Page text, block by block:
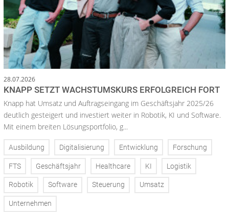
28.07.2026
KNAPP SETZT WACHSTUMSKURS ERFOLGREICH FORT
Knapp hat Umsatz und Auftragseingang im Geschäftsjahr 2025/26
deutlich gesteigert und investiert weiter in Robotik, KI und Software.
Mit einem breiten Lösungsportfolio, g...
Ausbildung Digitalisierung Entwicklung Forschung
FTS Geschäftsjahr Healthcare KI Logistik
Robotik Software Steuerung Umsatz
Unternehmen